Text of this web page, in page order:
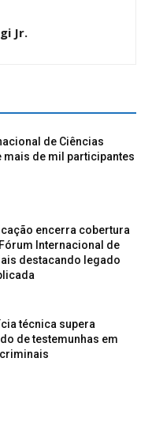
Jr.
de Ciências
mais de mil participantes
encerra cobertura
Internacional de
destacando legado
técnica supera
de testemunhas em